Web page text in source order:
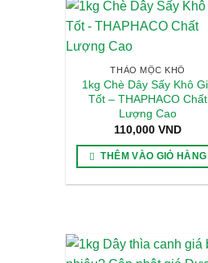
THẢO MỘC KHÔ
1kg Chè Dây Sấy Khô
Tốt – THAPHACO Chất
Lượng Cao
110,000VND
THÊM VÀO GIỎ HÀNG